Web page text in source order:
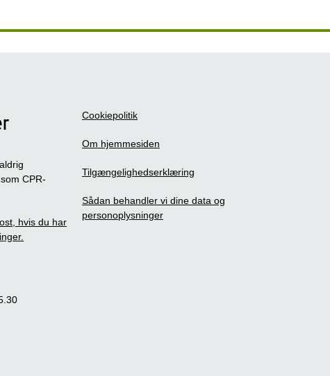
CPR-
hvis du har
Cookiepolitik
Om hjemmesiden
Tilgængelighedserklæring
Sådan behandler vi dine data og
personoplysninger